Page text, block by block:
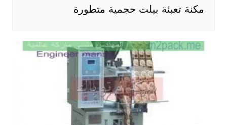
مكنة تعبئة بيلت حجمية متطورة